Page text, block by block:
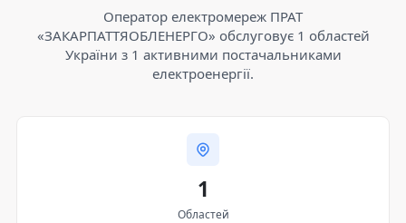
Оператор електромереж ПРАТ
«ЗАКАРПАТТЯОБЛЕНЕРГО» обслуговує 1 областей
України з 1 активними постачальниками
електроенергії.
1
Областей